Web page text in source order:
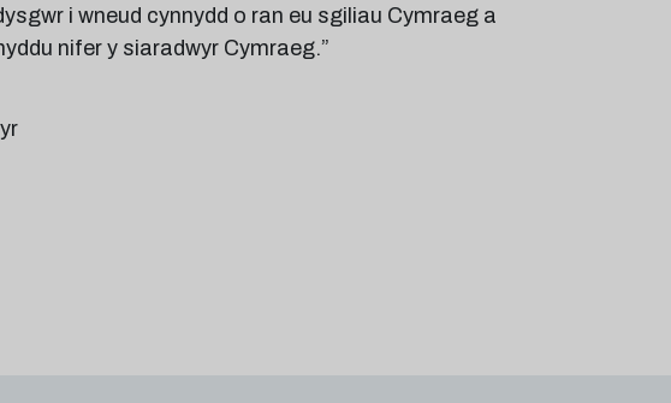
i wneud cynnydd o ran eu sgiliau Cymraeg a
nifer y siaradwyr Cymraeg.”